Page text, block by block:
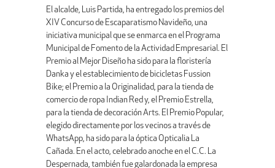
El alcalde, Luis Partida, ha entregado los premios del
XIV Concurso de Escaparatismo Navideño, una
iniciativa municipal que se enmarca en el Programa
Municipal de Fomento de la Actividad Empresarial. El
Premio al Mejor Diseño ha sido para la floristería
Danka y el establecimiento de bicicletas Fussion
Bike; el Premio a la Originalidad, para la tienda de
comercio de ropa Indian Red y, el Premio Estrella,
para la tienda de decoración Arts. El Premio Popular,
elegido directamente por los vecinos a través de
WhatsApp, ha sido para la óptica Opticalia La
Cañada. En el acto, celebrado anoche en el C.C. La
Despernada, también fue galardonada la empresa